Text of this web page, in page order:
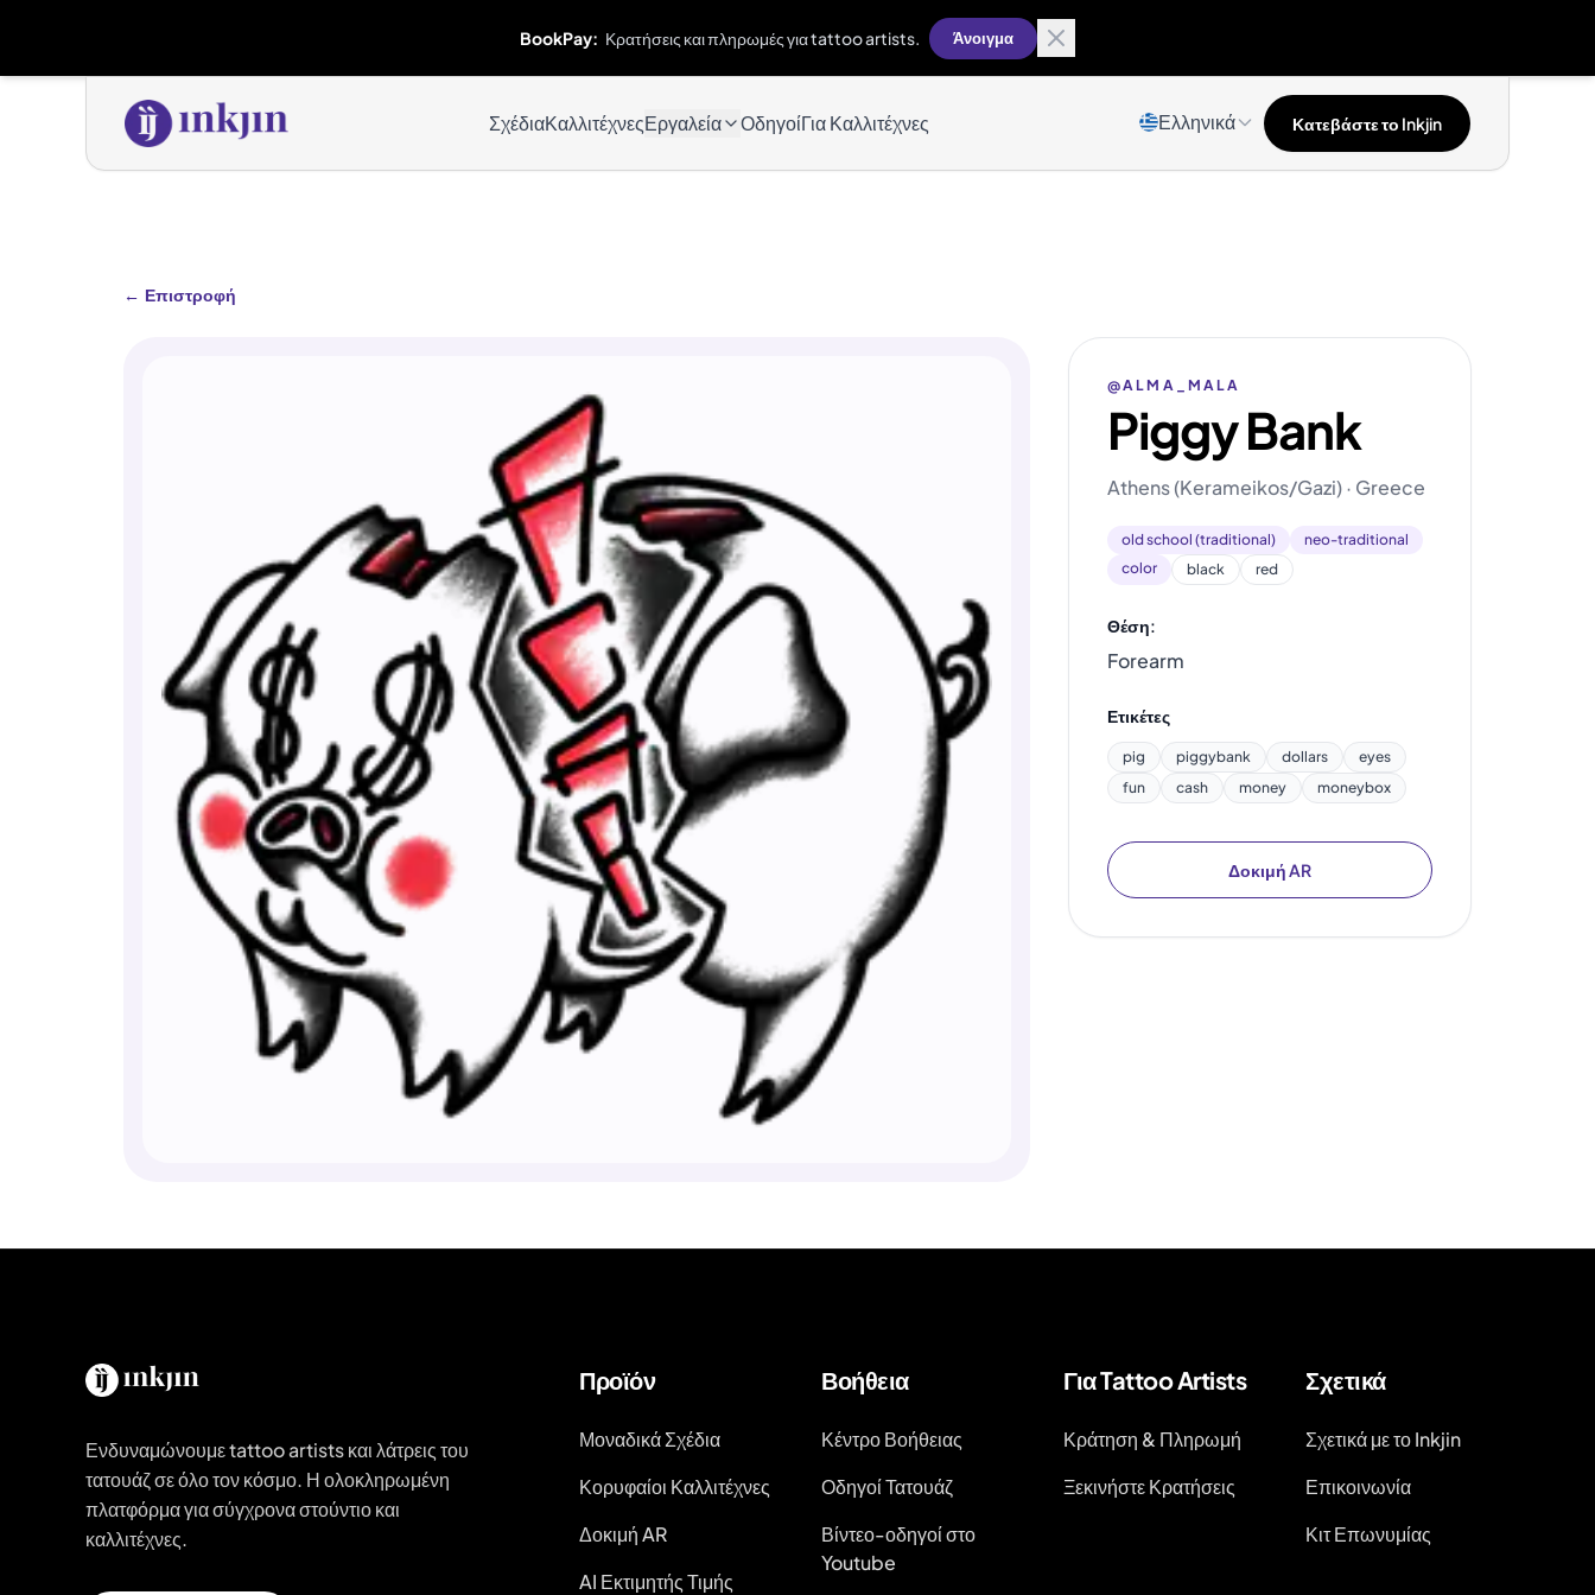
BookPay: Κρατήσεις και πληρωμές για tattoo artists. Άνοιγμα
ΣχέδιαΚαλλιτέχνεςΕργαλεία ΟδηγοίΓια Καλλιτέχνες Ελληνικά Κατεβάστε το Inkjin
← Επιστροφή
@ALMA_MALA
Piggy Bank
Athens (Kerameikos/Gazi) · Greece
old school (traditional)
neo-traditional
color
black red
Θέση:
Forearm
Ετικέτες
pig piggybank dollars
eyes
fun
cash money moneybox
Δοκιμή AR
Ενδυναμώνουμε tattoo artists και λάτρεις του
τατουάζ σε όλο τον κόσμο. Η ολοκληρωμένη
πλατφόρμα για σύγχρονα στούντιο και
καλλιτέχνες.
Προϊόν
Μοναδικά Σχέδια
Κορυφαίοι Καλλιτέχνες
Δοκιμή AR
AI Εκτιμητής Τιμής
Βοήθεια
Κέντρο Βοήθειας
Οδηγοί Τατουάζ
Βίντεο-οδηγοί στο
Youtube
Για Tattoo Artists
Κράτηση & Πληρωμή
Ξεκινήστε Κρατήσεις
Σχετικά
Σχετικά με το Inkjin
Επικοινωνία
Κιτ Επωνυμίας